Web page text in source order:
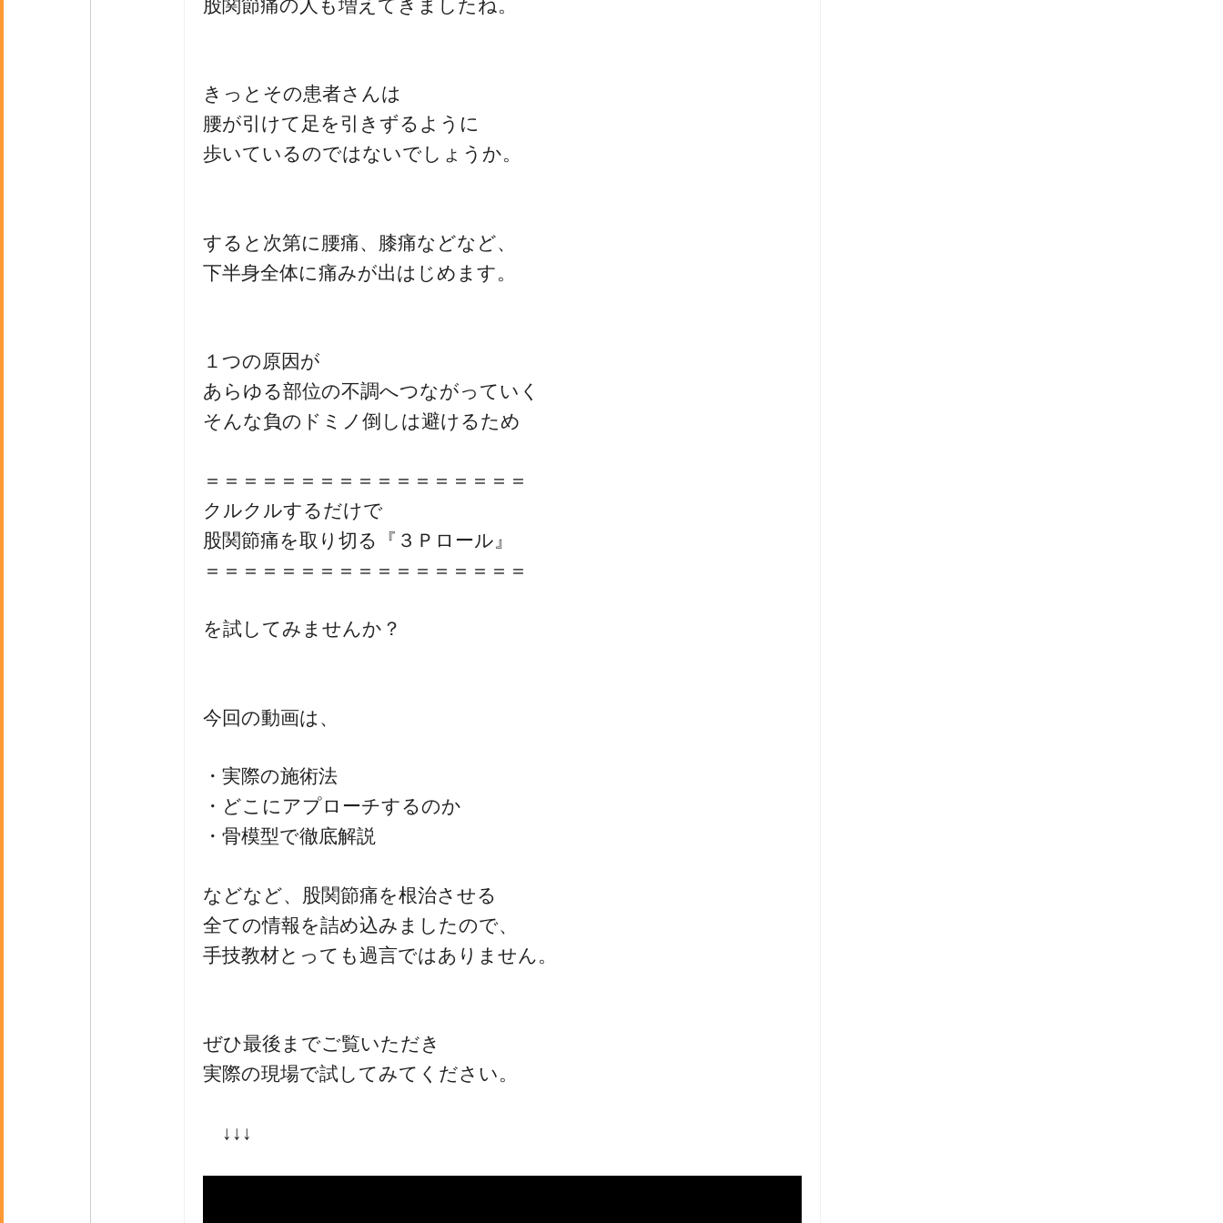
股関節痛の人も増えてきましたね。
きっとその患者さんは
腰が引けて足を引きずるように
歩いているのではないでしょうか。
すると次第に腰痛、膝痛などなど、
下半身全体に痛みが出はじめます。
１つの原因が
あらゆる部位の不調へつながっていく
そんな負のドミノ倒しは避けるため
＝＝＝＝＝＝＝＝＝＝＝＝＝＝＝＝＝
クルクルするだけで
股関節痛を取り切る『３Ｐロール』
＝＝＝＝＝＝＝＝＝＝＝＝＝＝＝＝＝
を試してみませんか？
今回の動画は、
・実際の施術法
・どこにアプローチするのか
・骨模型で徹底解説
などなど、股関節痛を根治させる
全ての情報を詰め込みましたので、
手技教材とっても過言ではありません。
ぜひ最後までご覧いただき
実際の現場で試してみてください。
↓↓↓